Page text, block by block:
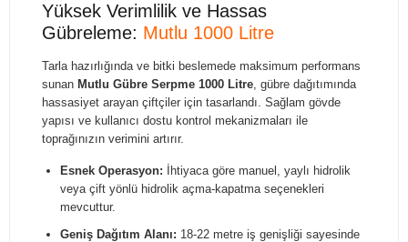
Yüksek Verimlilik ve Hassas
Gübreleme: Mutlu 1000 Litre
Tarla hazırlığında ve bitki beslemede maksimum performans
sunan Mutlu Gübre Serpme 1000 Litre, gübre dağıtımında
hassasiyet arayan çiftçiler için tasarlandı. Sağlam gövde
yapısı ve kullanıcı dostu kontrol mekanizmaları ile
toprağınızın verimini artırır.
Esnek Operasyon: İhtiyaca göre manuel, yaylı hidrolik
veya çift yönlü hidrolik açma-kapatma seçenekleri
mevcuttur.
Geniş Dağıtım Alanı: 18-22 metre iş genişliği sayesinde